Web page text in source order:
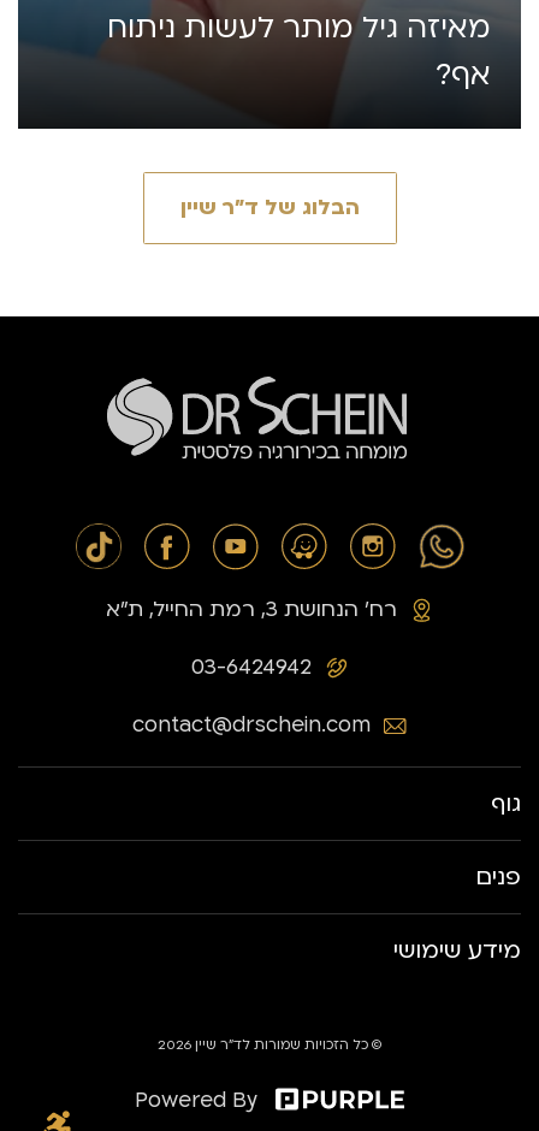
מאיזה גיל מותר לעשות ניתוח
אף?
הבלוג של ד״ר שיין
03-6424942
רח׳ הנחושת 3, רמת החייל, ת״א
contact@drschein.com
גוף
פנים
מידע שימושי
© כל הזכויות שמורות לד״ר שיין 2026
Powered By